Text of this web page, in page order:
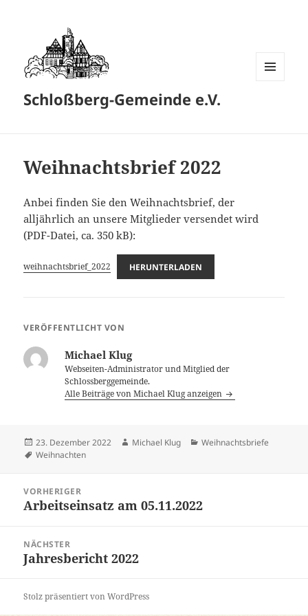
Schloßberg-Gemeinde e.V.
Weihnachtsbrief 2022
Anbei finden Sie den Weihnachtsbrief, der
alljährlich an unsere Mitglieder versendet wird
(PDF-Datei, ca. 350 kB):
weihnachtsbrief_2022 HERUNTERLADEN
VERÖFFENTLICHT VON
Michael Klug
Webseiten-Administrator und Mitglied der
Schlossberggemeinde.
Alle Beiträge von Michael Klug anzeigen
Veröffentlicht
am
23. Dezember 2022 Autor
Michael Klug Kategorien
Weihnachtsbriefe
Schlagwörter
Weihnachten
VORHERIGER
Vorheriger
Arbeitseinsatz am 05.11.2022
NÄCHSTER
Nächster
Jahresbericht 2022
Stolz präsentiert von WordPress